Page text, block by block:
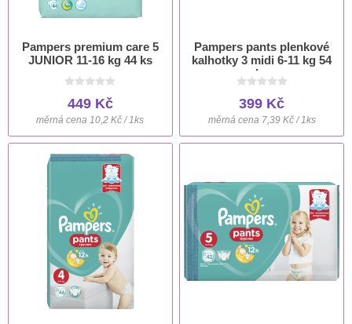
Pampers premium care 5
JUNIOR 11-16 kg 44 ks
449 Kč
měrná cena 10,2 Kč / 1ks
Pampers pants plenkové
kalhotky 3 midi 6-11 kg 54
ks
399 Kč
měrná cena 7,39 Kč / 1ks